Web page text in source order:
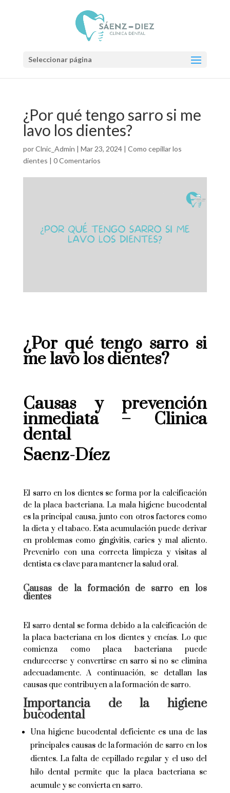
Seleccionar página
¿Por qué tengo sarro si me
lavo los dientes?
porClnic_Admin | Mar 23, 2024| Como cepillar los
dientes | 0 Comentarios
¿Por qué tengo sarro si
me lavo los dientes?
Causas y prevención
inmediata – Clinica
dental
Saenz-Díez
El sarro en los dientes se forma por la calcificación
de la placa bacteriana. La mala higiene bucodental
es la principal causa, junto con otros factores como
la dieta y el tabaco. Esta acumulación puede derivar
en problemas como gingivitis, caries y mal aliento.
Prevenirlo con una correcta limpieza y visitas al
dentista es clave para mantener la salud oral.
Causas de la formación de sarro en los
dientes
El sarro dental se forma debido a la calcificación de
la placa bacteriana en los dientes y encías. Lo que
comienza como placa bacteriana puede
endurecerse y convertirse en sarro si no se elimina
adecuadamente. A continuación, se detallan las
causas que contribuyen a la formación de sarro.
Importancia de la higiene
bucodental
Una higiene bucodental deficiente es una de las
principales causas de la formación de sarro en los
dientes. La falta de cepillado regular y el uso del
hilo dental permite que la placa bacteriana se
acumule y se convierta en sarro.